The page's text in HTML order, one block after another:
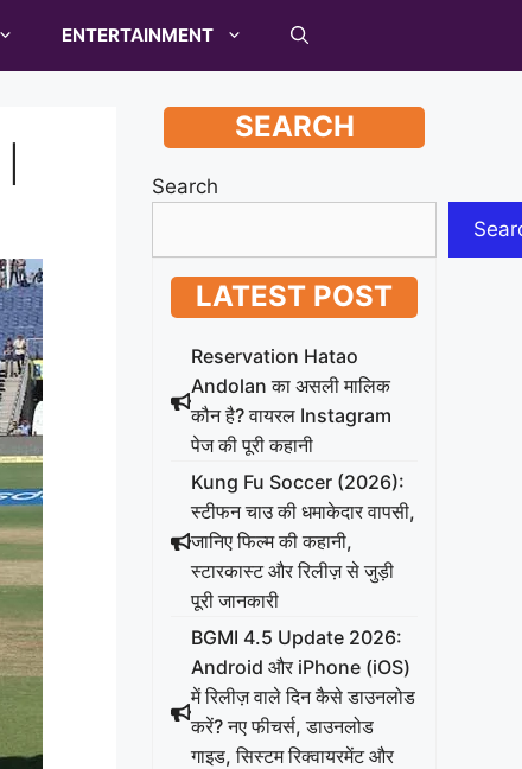
ENTERTAINMENT
SEARCH
Search
LATEST POST
Reservation Hatao
Andolan का असली मालिक
कौन है? वायरल Instagram
पेज की पूरी कहानी
Kung Fu Soccer (2026):
स्टीफन चाउ की धमाकेदार वापसी,
जानिए फिल्म की कहानी,
स्टारकास्ट और रिलीज़ से जुड़ी
पूरी जानकारी
BGMI 4.5 Update 2026:
Android और iPhone (iOS)
में रिलीज़ वाले दिन कैसे डाउनलोड
करें? नए फीचर्स, डाउनलोड
गाइड, सिस्टम रिक्वायरमेंट और